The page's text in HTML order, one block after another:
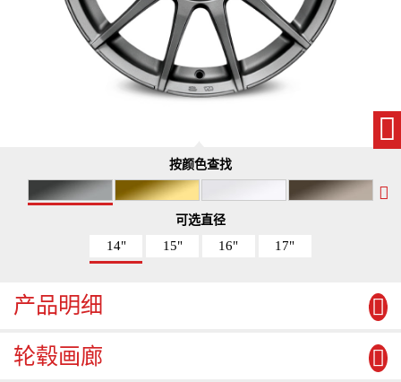
按颜色查找
可选直径
14" 15" 16" 17"
产品明细
轮毂画廊